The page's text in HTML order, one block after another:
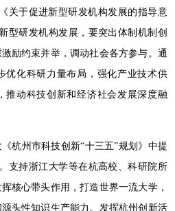
关于促进新型研发机构发展的指导意
型研发机构发展，要突出体制机制创
励约束并举，调动社会各方参与。通
优化科研力量布局，强化产业技术供
推动科技创新和经济社会发展深度融
杭州市科技创新“十三五”规划》中提
支持浙江大学等在杭高校、科研院所
核心带头作用，打造世界一流大学，
头性知识生产能力。发挥杭州创新活